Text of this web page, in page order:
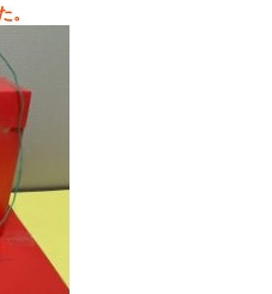
間・観覧料
「星空自由空間」
。